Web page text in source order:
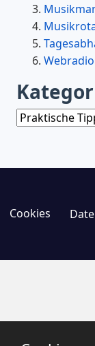
Webradio
Kategorien
Cookies